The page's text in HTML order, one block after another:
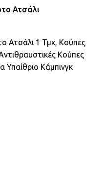
Ατσάλι
Ατσάλι 1 Τμχ, Κούπες
Κούπες
Κάμπινγκ